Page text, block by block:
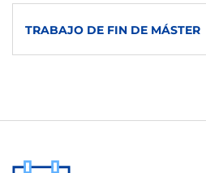
IDIOMA
TIPO
Obligatoria
es
Obligatoria
IDIOMA
DESCARGAR
TRABAJO DE FIN DE MÁSTER